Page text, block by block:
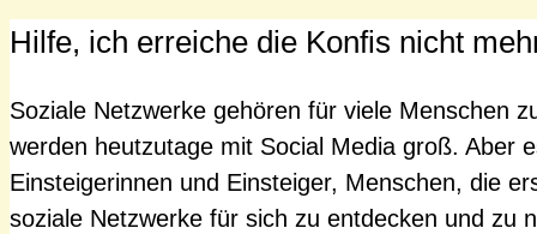
Hilfe, ich erreiche die Konfis nicht
Soziale Netzwerke gehören für viele Menschen
werden heutzutage mit Social Media groß. Aber
Einsteigerinnen und Einsteiger, Menschen, die
soziale Netzwerke für sich zu entdecken und zu